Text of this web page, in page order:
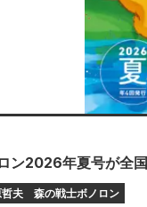
ン2026年夏号が全
哲夫 森の戦士ボノロン